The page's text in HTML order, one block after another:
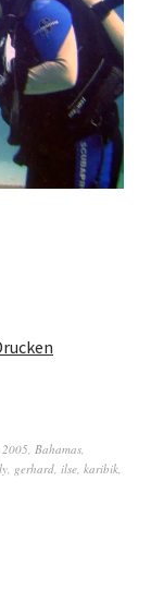
2005 Bahamas
gerhard ilse karibik